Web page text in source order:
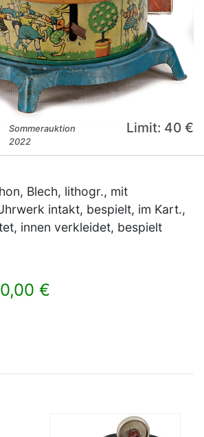
Sommerauktion
2022
Limit: 40 €
Blech, lithogr., mit
intakt, bespielt, im Kart.,
innen verkleidet, bespielt
€